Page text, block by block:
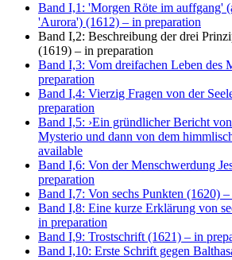
Band I,1: 'Morgen Röte im auffgang'
'Aurora') (1612) – in preparation
Band I,2: Beschreibung der drei
(1619) – in preparation
Band I,3: Vom dreifachen Leben des
preparation
Band I,4: Vierzig Fragen von der
preparation
Band I,5: ›Ein gründlicher Bericht
Mysterio und dann von dem
available
Band I,6: Von der Menschwerdung
preparation
Band I,7: Von sechs Punkten (1620) –
Band I,8: Eine kurze Erklärung von
in preparation
Band I,9: Trostschrift (1621) – in
Band I,10: Erste Schrift gegen